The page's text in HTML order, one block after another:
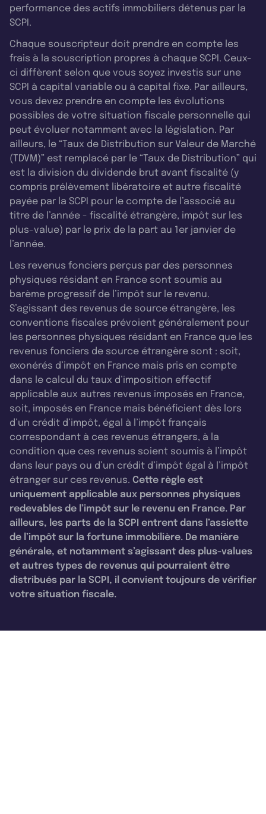
performance des actifs immobiliers détenus par la
SCPI.
Chaque souscripteur doit prendre en compte les
frais à la souscription propres à chaque SCPI. Ceux-
ci diffèrent selon que vous soyez investis sur une
SCPI à capital variable ou à capital fixe. Par ailleurs,
vous devez prendre en compte les évolutions
possibles de votre situation fiscale personnelle qui
peut évoluer notamment avec la législation. Par
ailleurs, le “Taux de Distribution sur Valeur de Marché
(TDVM)” est remplacé par le “Taux de Distribution” qui
est la division du dividende brut avant fiscalité (y
compris prélèvement libératoire et autre fiscalité
payée par la SCPI pour le compte de l’associé au
titre de l’année - fiscalité étrangère, impôt sur les
plus-value) par le prix de la part au 1er janvier de
l’année.
Les revenus fonciers perçus par des personnes
physiques résidant en France sont soumis au
barème progressif de l’impôt sur le revenu.
S’agissant des revenus de source étrangère, les
conventions fiscales prévoient généralement pour
les personnes physiques résidant en France que les
revenus fonciers de source étrangère sont : soit,
exonérés d’impôt en France mais pris en compte
dans le calcul du taux d’imposition effectif
applicable aux autres revenus imposés en France,
soit, imposés en France mais bénéficient dès lors
d’un crédit d’impôt, égal à l’impôt français
correspondant à ces revenus étrangers, à la
condition que ces revenus soient soumis à l’impôt
dans leur pays ou d’un crédit d’impôt égal à l’impôt
étranger sur ces revenus. Cette règle est
uniquement applicable aux personnes physiques
redevables de l’impôt sur le revenu en France. Par
ailleurs, les parts de la SCPI entrent dans l’assiette
de l’impôt sur la fortune immobilière. De manière
générale, et notamment s’agissant des plus-values
et autres types de revenus qui pourraient être
distribués par la SCPI, il convient toujours de vérifier
votre situation fiscale.